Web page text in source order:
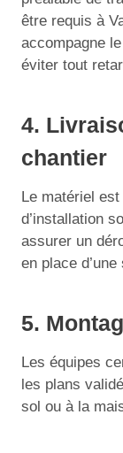
être requis à
accompagne
éviter tout
4.
chantier
Le matériel
d’installation
assurer un
en place
5.
Les équipes
les plans
sol ou à la